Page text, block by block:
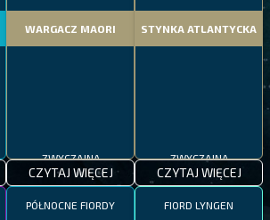
WARGACZ MAORI
ZWYCZAJNA
CZYTAJ WIĘCEJ
STYNKA ATLANTYCKA
ZWYCZAJNA
CZYTAJ WIĘCEJ
PÓŁNOCNE FIORDY FIORD LYNGEN